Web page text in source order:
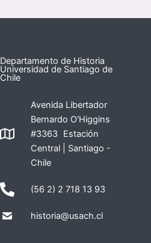
Departamento de Historia
Universidad de Santiago de
Chile
Avenida Libertador
Bernardo O'Higgins
#3363 Estación
Central | Santiago -
Chile
(56 2) 2 718 13 93
historia@usach.cl